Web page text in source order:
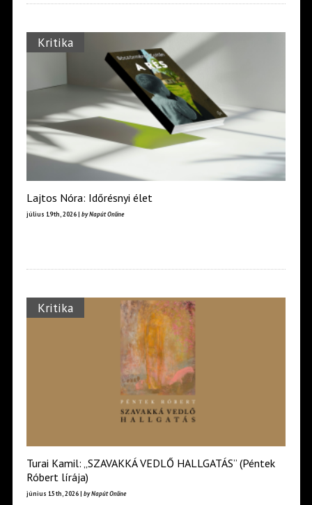
Kritika
Lajtos Nóra: Időrésnyi élet
július 19th, 2026 | by Napút Online
Kritika
Turai Kamil: „SZAVAKKÁ VEDLŐ HALLGATÁS” (Péntek
Róbert lírája)
június 15th, 2026 | by Napút Online